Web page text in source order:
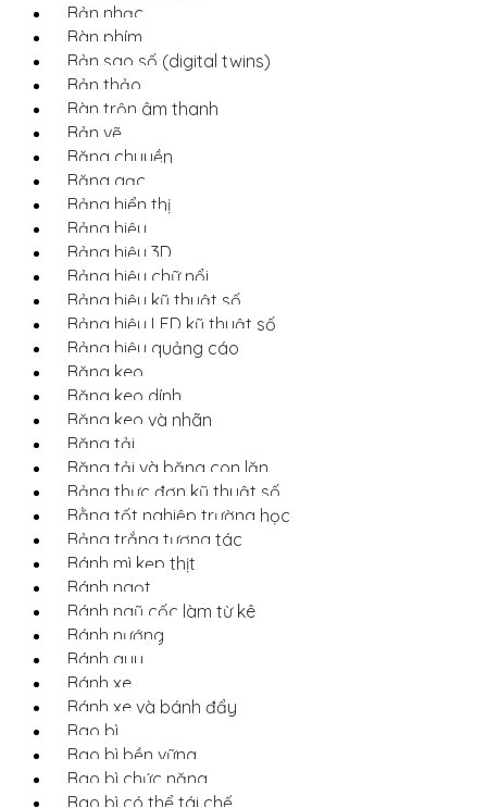
Bản nhạc
Bàn phím
Bản sao số (digital twins)
Bản thảo
Bàn trộn âm thanh
Bản vẽ
Băng chuyền
Băng gạc
Bảng hiển thị
Bảng hiệu
Bảng hiệu 3D
Bảng hiệu chữ nổi
Bảng hiệu kỹ thuật số
Bảng hiệu LED kỹ thuật số
Bảng hiệu quảng cáo
Băng keo
Băng keo dính
Băng keo và nhãn
Băng tải
Băng tải và băng con lăn
Bảng thực đơn kỹ thuật số
Bằng tốt nghiệp trường học
Bảng trắng tương tác
Bánh mì kẹp thịt
Bánh ngọt
Bánh ngũ cốc làm từ kê
Bánh nướng
Bánh quy
Bánh xe
Bánh xe và bánh đẩy
Bao bì
Bao bì bền vững
Bao bì chức năng
Bao bì có thể tái chế